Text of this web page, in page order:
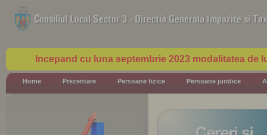
Incepand cu luna septembrie 2023 modalitatea
Home Prezentare Persoane fizice Persoane juridice